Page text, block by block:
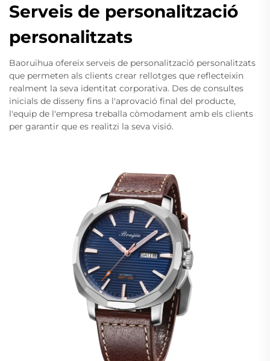
Serveis de personalització
personalitzats
Baoruihua ofereix serveis de personalització personalitzats
que permeten als clients crear rellotges que reflecteixin
realment la seva identitat corporativa. Des de consultes
inicials de disseny fins a l'aprovació final del producte,
l'equip de l'empresa treballa còmodament amb els clients
per garantir que es realitzi la seva visió.